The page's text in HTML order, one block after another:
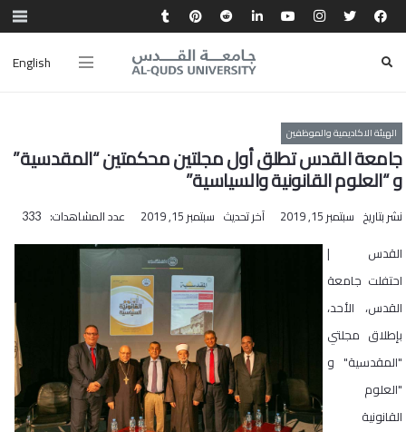
English
الهيئة الاكاديمية والموظفين
جامعة القدس تطلق أول مجلتين محكمتين “المقدسية”
و “العلوم القانونية والسياسية”
نشر بتاريخ سبتمبر 15, 2019 آخر تحديث سبتمبر 15, 2019 عدد المشاهدات: 333
القدس |
احتفلت جامعة
القدس، الأحد،
بإطلاق مجلتي
"المقدسية" و
"العلوم
القانونية